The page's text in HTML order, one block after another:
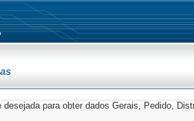
desejada para obter dados Gerais, Pedido,